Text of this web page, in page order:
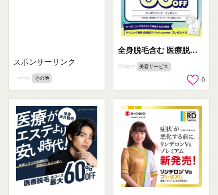
スポンサーリンク
Category その他
全身脱毛含む 医療脱毛全メニュー 最大60%OFF
Category 美容サービス
0